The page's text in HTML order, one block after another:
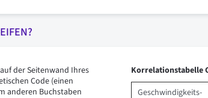
der Seitenwand Ihres
Code (einen
anderen Buchstaben
Korrelationstabelle
Geschwindigkeits-